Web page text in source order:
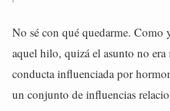
No sé con qué quedarme. Como
aquel hilo, quizá el asunto no era
conducta influenciada por
un conjunto de influencias